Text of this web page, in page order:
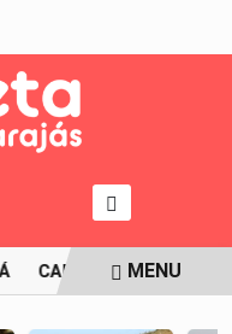
CAMINHONEIRO É
MENU